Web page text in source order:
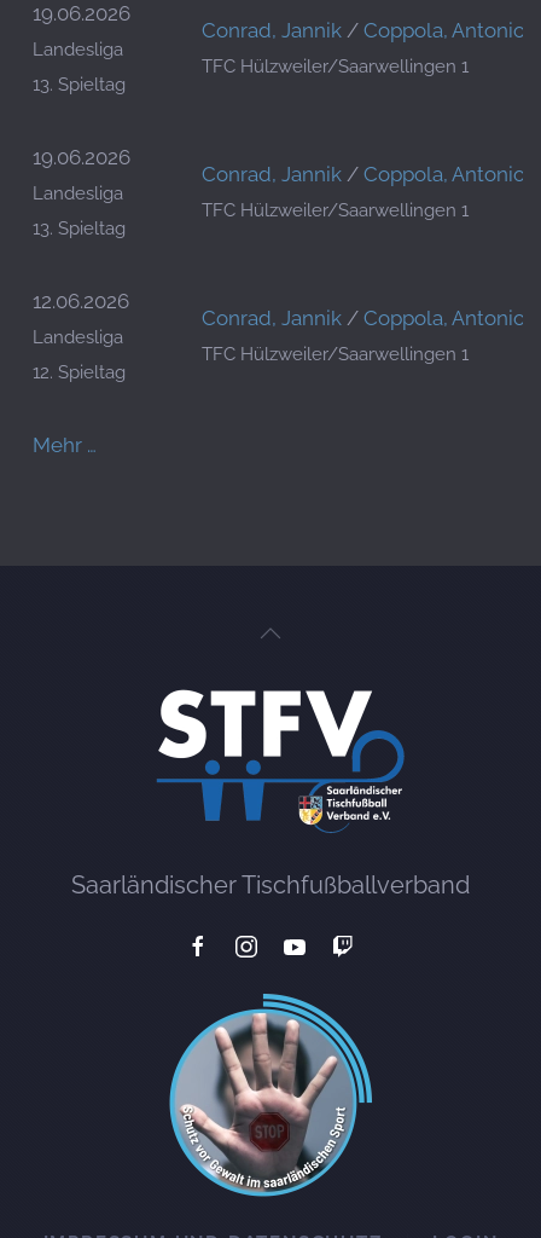
19.06.2026
Landesliga
13. Spieltag
Conrad, Jannik / Coppola, Antonio
TFC Hülzweiler/Saarwellingen 1
19.06.2026
Landesliga
13. Spieltag
Conrad, Jannik / Coppola, Antonio
TFC Hülzweiler/Saarwellingen 1
12.06.2026
Landesliga
12. Spieltag
Conrad, Jannik / Coppola, Antonio
TFC Hülzweiler/Saarwellingen 1
Mehr …
Saarländischer Tischfußballverband